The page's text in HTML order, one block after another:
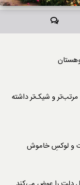
دیدگاه‌ها
و شیک‌تر داشته
و لوکسِ خاموش